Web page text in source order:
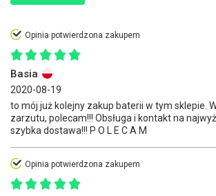
Opinia potwierdzona zakupem
Basia
2020-08-19
to mój już kolejny zakup baterii w tym sklepie.
zarzutu, polecam!!! Obsługa i kontakt na
szybka dostawa!!! P O L E C A M
Opinia potwierdzona zakupem